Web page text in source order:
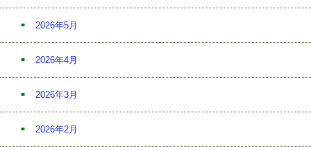
2026年5月
2026年4月
2026年3月
2026年2月